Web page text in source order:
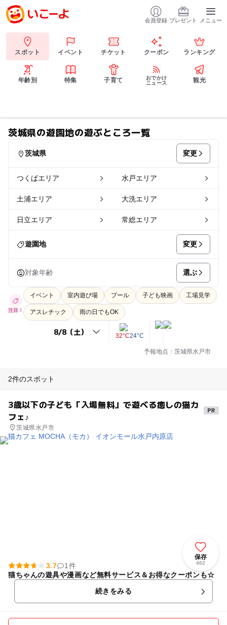
会員登録 プレゼント メニュー
スポット イベント チケット クーポン ランキング
年齢別 特集 子育て
おでかけ
ニュース
観光
茨城県の遊園地の遊ぶところ一覧
茨城県 変更
つくばエリア 水戸エリア
土浦エリア 大洗エリア
日立エリア 常総エリア
遊園地 変更
対象年齢 選ぶ
注目！
イベント 室内遊び場 プール 子ども映画 工場見学
アスレチック 雨の日でもOK
32°C24°C
予報地点：茨城県水戸市
2件のスポット
3歳以下の子ども「入場無料」で遊べる癒しの猫カ
フェ♪
茨城県水戸市
保存
462
3.7
1件
猫ちゃんの遊具や漫画など無料サービス＆お得なクーポンも☆
続きをみる